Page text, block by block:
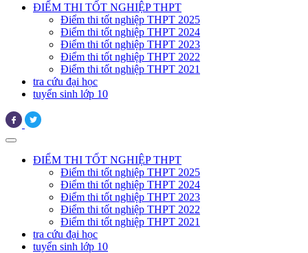
ĐIỂM THI TỐT NGHIỆP THPT
Điểm thi tốt nghiệp THPT 2025
Điểm thi tốt nghiệp THPT 2024
Điểm thi tốt nghiệp THPT 2023
Điểm thi tốt nghiệp THPT 2022
Điểm thi tốt nghiệp THPT 2021
tra cứu đại học
tuyển sinh lớp 10
ĐIỂM THI TỐT NGHIỆP THPT
Điểm thi tốt nghiệp THPT 2025
Điểm thi tốt nghiệp THPT 2024
Điểm thi tốt nghiệp THPT 2023
Điểm thi tốt nghiệp THPT 2022
Điểm thi tốt nghiệp THPT 2021
tra cứu đại học
tuyển sinh lớp 10